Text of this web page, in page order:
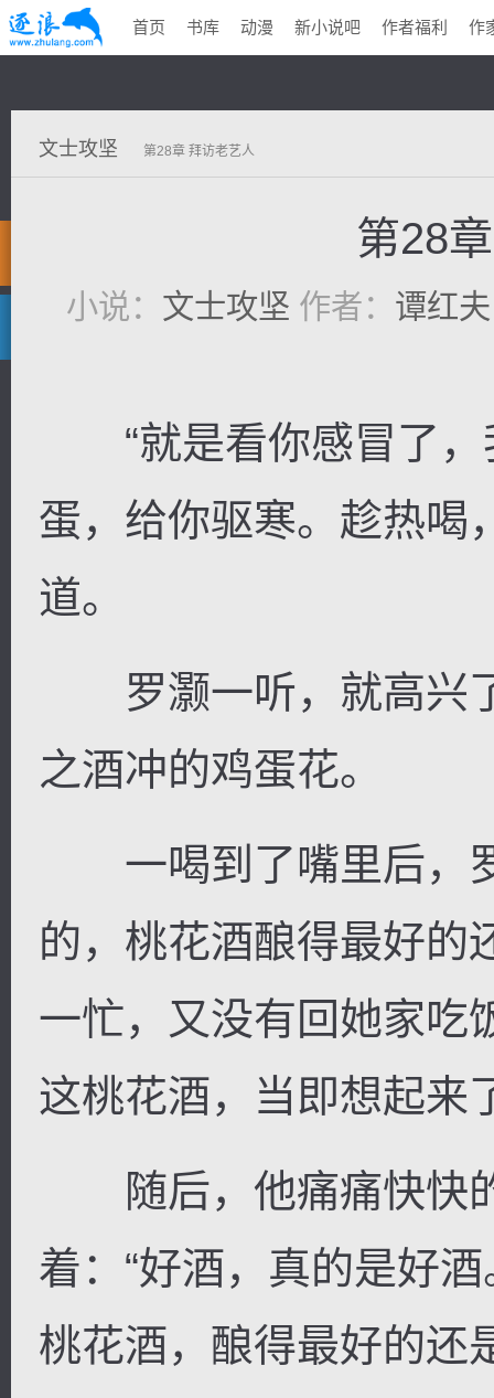
首页 书库 动漫 新小说吧 作者福利 作
文士攻坚 第28章 拜访老艺人
第28
小说： 文士攻坚 作者： 谭红夫
“就是看你感冒了，
蛋，给你驱寒。趁热喝
道。
罗灏一听，就高兴
之酒冲的鸡蛋花。
一喝到了嘴里后，
的，桃花酒酿得最好的
一忙，又没有回她家吃
这桃花酒，当即想起来
随后，他痛痛快快
着：“好酒，真的是好
桃花酒，酿得最好的还